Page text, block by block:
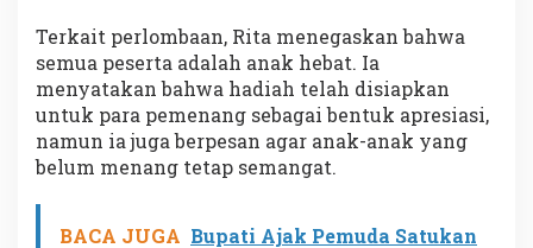
Terkait perlombaan, Rita menegaskan bahwa
semua peserta adalah anak hebat. Ia
menyatakan bahwa hadiah telah disiapkan
untuk para pemenang sebagai bentuk apresiasi,
namun ia juga berpesan agar anak-anak yang
belum menang tetap semangat.
BACA JUGA Bupati Ajak Pemuda Satukan